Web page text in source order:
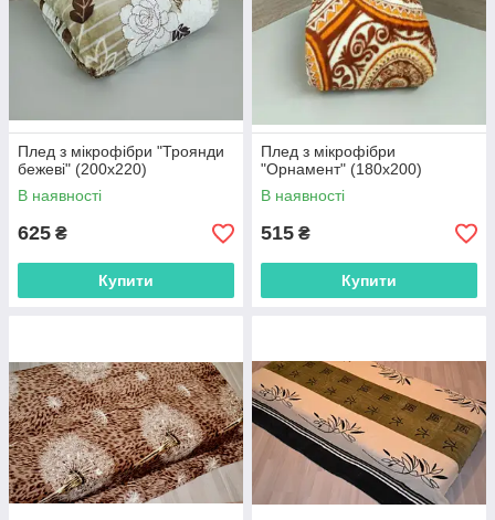
Плед з мікрофібри "Троянди
бежеві" (200х220)
В наявності
625 ₴
Купити
Плед з мікрофібри
"Орнамент" (180х200)
В наявності
515 ₴
Купити